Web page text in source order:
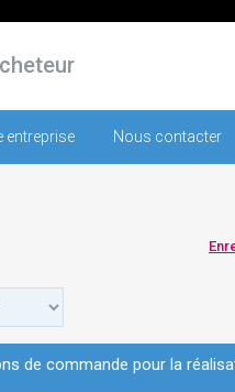
entreprise Nous contacter
de commande pour la